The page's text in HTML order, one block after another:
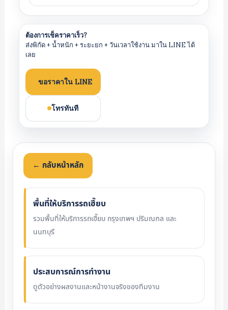
ต้องการเช็คราคาเร็ว?
ส่งพิกัด + น้ำหนัก + ระยะยก + วันเวลาใช้งาน มาใน LINE ได้
เลย
ขอราคาใน LINE
โทรทันที
← กลับหน้าหลัก
พื้นที่ให้บริการรถเฮี๊ยบ
รวมพื้นที่ให้บริการรถเฮี๊ยบ กรุงเทพฯ ปริมณฑล และ
นนทบุรี
ประสบการณ์การทำงาน
ดูตัวอย่างผลงานและหน้างานจริงของทีมงาน